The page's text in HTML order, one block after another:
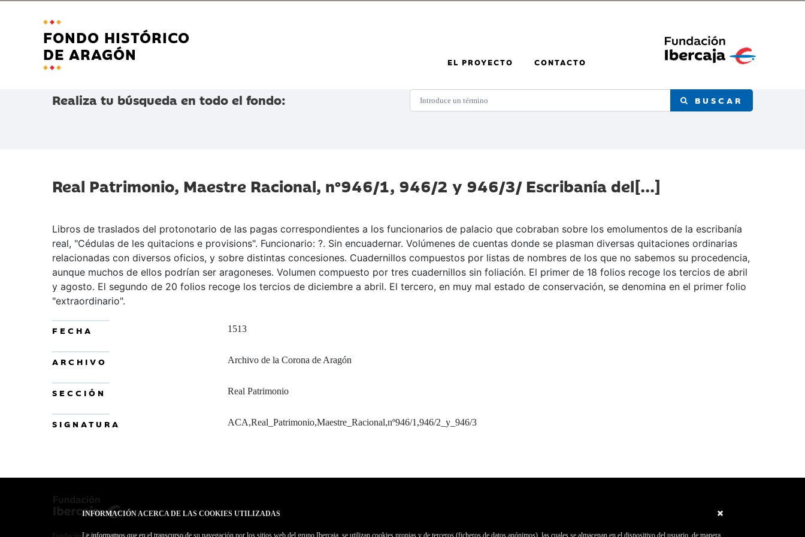
INFORMACIÓN ACERCA DE LAS COOKIES UTILIZADAS
Le informamos que en el transcurso de su navegación por los sitios web del grupo Ibercaja, se utilizan cookies propias y de terceros (ficheros de datos anónimos), las cuales se almacenan en el dispositivo del usuario, de manera
FONDO HISTÓRICO
DE ARAGÓN
EL PROYECTO CONTACTO
Realiza tu búsqueda en todo el fondo: BUSCAR
Real Patrimonio, Maestre Racional, nº946/1, 946/2 y 946/3/ Escribanía del[...]
Libros de traslados del protonotario de las pagas correspondientes a los funcionarios de palacio que cobraban sobre los emolumentos de la escribanía
real, "Cédulas de les quitacions e provisions". Funcionario: ?. Sin encuadernar. Volúmenes de cuentas donde se plasman diversas quitaciones ordinarias
relacionadas con diversos oficios, y sobre distintas concesiones. Cuadernillos compuestos por listas de nombres de los que no sabemos su procedencia,
aunque muchos de ellos podrían ser aragoneses. Volumen compuesto por tres cuadernillos sin foliación. El primer de 18 folios recoge los tercios de abril
y agosto. El segundo de 20 folios recoge los tercios de diciembre a abril. El tercero, en muy mal estado de conservación, se denomina en el primer folio
"extraordinario".
FECHA 1513
ARCHIVO Archivo de la Corona de Aragón
SECCIÓN Real Patrimonio
SIGNATURA ACA,Real_Patrimonio,Maestre_Racional,nº946/1,946/2_y_946/3
Fundación Bancaria Ibercaja C.I.F. G-50000652.